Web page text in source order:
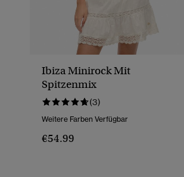
Ibiza Minirock Mit
Spitzenmix
(3)
Weitere Farben Verfügbar
€54.99